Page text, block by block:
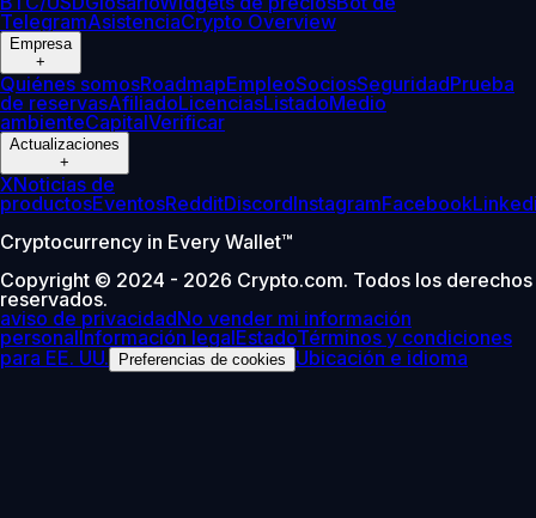
TelegramAsistenciaCrypto Overview
Empresa
+
Quiénes somosRoadmapEmpleoSociosSeguridadPrueba
de reservasAfiliadoLicenciasListadoMedio
ambienteCapitalVerificar
Actualizaciones
+
XNoticias de
productosEventosRedditDiscordInstagramFacebook
Cryptocurrency in Every Wallet™
Copyright © 2024 - 2026 Crypto.com. Todos los derechos
reservados.
aviso de privacidadNo vender mi información
personalInformación legalEstadoTérminos y condiciones
para EE. UU.
Preferencias de cookies Ubicación e idioma